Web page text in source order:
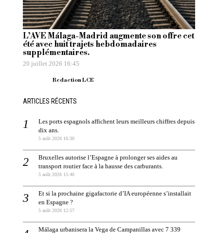
L’AVE Málaga-Madrid augmente son offre cet
été avec huit trajets hebdomadaires
supplémentaires.
20 juillet 2026 16:45
Redaction LCE
ARTICLES RÉCENTS
Les ports espagnols affichent leurs meilleurs chiffres depuis
dix ans.
5 août 2026 16:30
Bruxelles autorise l’Espagne à prolonger ses aides au
transport routier face à la hausse des carburants.
5 août 2026 15:46
Et si la prochaine gigafactorie d’IA européenne s’installait
en Espagne ?
5 août 2026 12:57
Málaga urbanisera la Vega de Campanillas avec 7 339